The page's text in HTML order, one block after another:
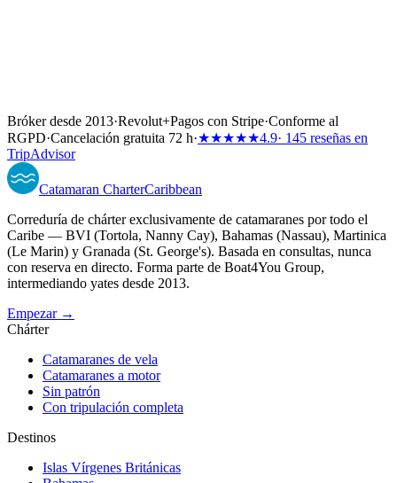
Bróker desde 2013·Revolut+Pagos con Stripe·Conforme al
RGPD·Cancelación gratuita 72 h·★★★★★4.9· 145 reseñas en
TripAdvisor
Catamaran CharterCaribbean
Correduría de chárter exclusivamente de catamaranes por todo el
Caribe — BVI (Tortola, Nanny Cay), Bahamas (Nassau), Martinica
(Le Marin) y Granada (St. George's). Basada en consultas, nunca
con reserva en directo. Forma parte de Boat4You Group,
intermediando yates desde 2013.
Empezar →
Chárter
Catamaranes de vela
Catamaranes a motor
Sin patrón
Con tripulación completa
Destinos
Islas Vírgenes Británicas